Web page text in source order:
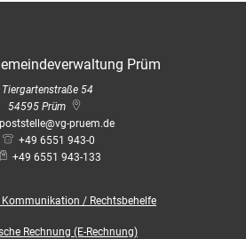
Prüm
Tiergartenstraße 54
54595 Prüm
poststelle@vg-pruem.de
+49 6551 943-0
+49 6551 943-133
Kommunikation / Rechtsbehelfe
Rechnung (E-Rechnung)